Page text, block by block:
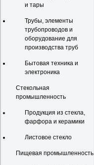
и тары
Трубы, элементы
трубопроводов и
оборудование для
производства труб
Бытовая техника и
электроника
Стекольная
промышленность
Продукция из стекла,
фарфора и керамики
Листовое стекло
Пищевая промышленность